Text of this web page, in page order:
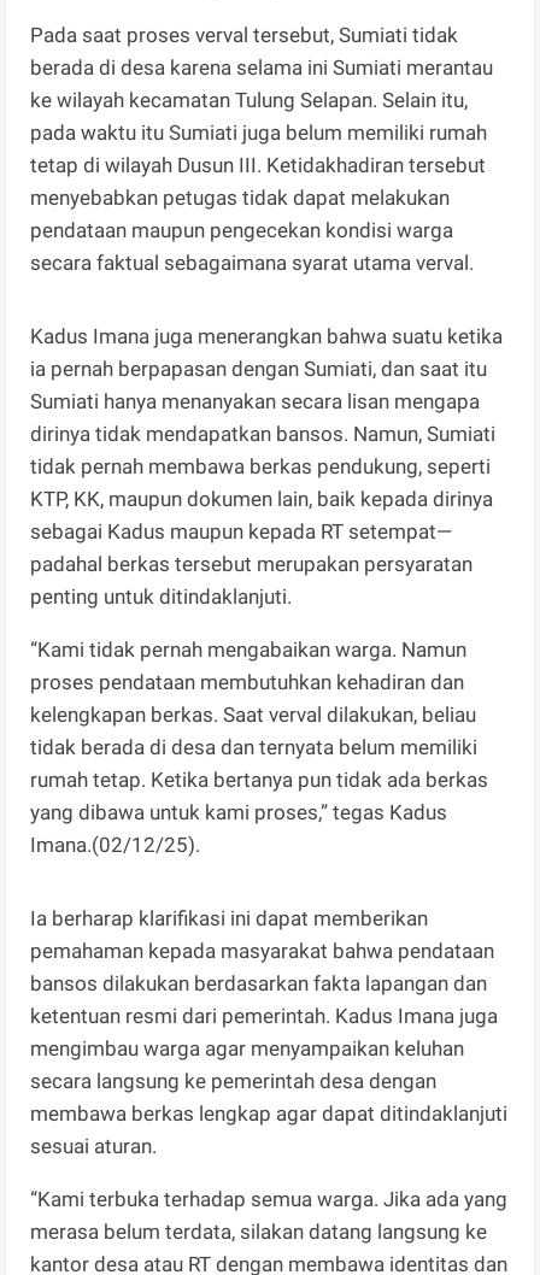
Pada saat proses verval tersebut, Sumiati tidak
berada di desa karena selama ini Sumiati merantau
ke wilayah kecamatan Tulung Selapan. Selain itu,
pada waktu itu Sumiati juga belum memiliki rumah
tetap di wilayah Dusun III. Ketidakhadiran tersebut
menyebabkan petugas tidak dapat melakukan
pendataan maupun pengecekan kondisi warga
secara faktual sebagaimana syarat utama verval.
Kadus Imana juga menerangkan bahwa suatu ketika
ia pernah berpapasan dengan Sumiati, dan saat itu
Sumiati hanya menanyakan secara lisan mengapa
dirinya tidak mendapatkan bansos. Namun, Sumiati
tidak pernah membawa berkas pendukung, seperti
KTP, KK, maupun dokumen lain, baik kepada dirinya
sebagai Kadus maupun kepada RT setempat—
padahal berkas tersebut merupakan persyaratan
penting untuk ditindaklanjuti.
“Kami tidak pernah mengabaikan warga. Namun
proses pendataan membutuhkan kehadiran dan
kelengkapan berkas. Saat verval dilakukan, beliau
tidak berada di desa dan ternyata belum memiliki
rumah tetap. Ketika bertanya pun tidak ada berkas
yang dibawa untuk kami proses,” tegas Kadus
Imana.(02/12/25).
Ia berharap klarifikasi ini dapat memberikan
pemahaman kepada masyarakat bahwa pendataan
bansos dilakukan berdasarkan fakta lapangan dan
ketentuan resmi dari pemerintah. Kadus Imana juga
mengimbau warga agar menyampaikan keluhan
secara langsung ke pemerintah desa dengan
membawa berkas lengkap agar dapat ditindaklanjuti
sesuai aturan.
“Kami terbuka terhadap semua warga. Jika ada yang
merasa belum terdata, silakan datang langsung ke
kantor desa atau RT dengan membawa identitas dan